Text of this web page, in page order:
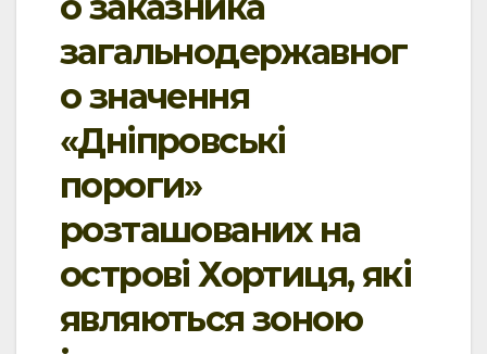
загальнодержавног
о значення
«Дніпровські
пороги»
розташованих на
острові Хортиця, які
являються зоною